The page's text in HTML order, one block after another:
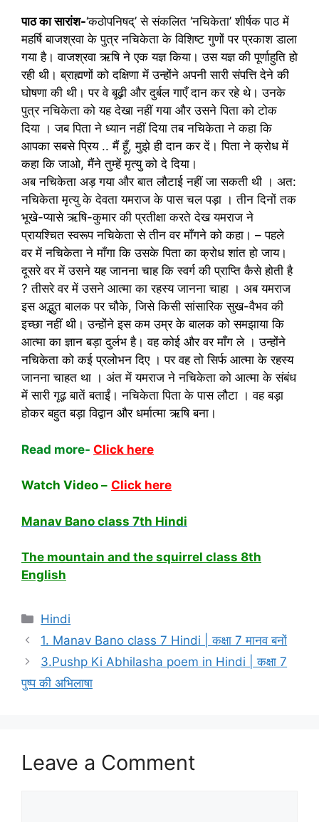
पाठ का सारांश-‘कठोपनिषद्’ से संकलित ‘नचिकेता’ शीर्षक पाठ में
महर्षि बाजश्रवा के पुत्र नचिकेता के विशिष्ट गुणों पर प्रकाश डाला
गया है।वाजश्रवा ऋषि ने एक यज्ञ किया। उस यज्ञ की पूर्णाहुति हो
रही थी। ब्राह्मणों को दक्षिणा में उन्होंने अपनी सारी संपत्ति देने की
घोषणा की थी। पर वे बूढ़ी और दुर्बल गाएँ दान कर रहे थे। उनके
पुत्र नचिकेता को यह देखा नहीं गया और उसने पिता को टोक
दिया । जब पिता ने ध्यान नहीं दिया तब नचिकेता ने कहा कि
आपका सबसे प्रिय .. मैं हूँ, मुझे ही दान कर दें। पिता ने क्रोध में
कहा कि जाओ, मैंने तुम्हें मृत्यु को दे दिया।
अब नचिकेता अड़ गया और बात लौटाई नहीं जा सकती थी । अत:
नचिकेता मृत्यु के देवता यमराज के पास चल पड़ा । तीन दिनों तक
भूखे-प्यासे ऋषि-कुमार की प्रतीक्षा करते देख यमराज ने
प्रायश्चित स्वरूप नचिकेता से तीन वर माँगने को कहा। – पहले
वर में नचिकेता ने माँगा कि उसके पिता का क्रोध शांत हो जाय।
दूसरे वर में उसने यह जानना चाह कि स्वर्ग की प्राप्ति कैसे होती है
? तीसरे वर में उसने आत्मा का रहस्य जानना चाहा । अब यमराज
इस अद्भुत बालक पर चौके, जिसे किसी सांसारिक सुख-वैभव की
इच्छा नहीं थी। उन्होंने इस कम उम्र के बालक को समझाया कि
आत्मा का ज्ञान बड़ा दुर्लभ है। वह कोई और वर माँग ले । उन्होंने
नचिकेता को कई प्रलोभन दिए । पर वह तो सिर्फ आत्मा के रहस्य
जानना चाहत था । अंत में यमराज ने नचिकेता को आत्मा के संबंध
में सारी गूढ़ बातें बताईं। नचिकेता पिता के पास लौटा । वह बड़ा
होकर बहुत बड़ा विद्वान और धर्मात्मा ऋषि बना।
Read more- Click here
Watch Video – Click here
Manav Bano class 7th Hindi
The mountain and the squirrel class 8th
English
Categories
Hindi
1. Manav Bano class 7 Hindi | कक्षा 7 मानव बनों
3.Pushp Ki Abhilasha poem in Hindi | कक्षा 7
पुष्प की अभिलाषा
Leave a Comment